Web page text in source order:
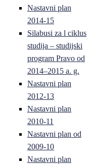
Nastavni plan
2014-15
Silabusi za l ciklus
studija – studijski
program Pravo od
2014–2015 a. g.
Nastavni plan
2012-13
Nastavni plan
2010-11
Nastavni plan od
2009-10
Nastavni plan